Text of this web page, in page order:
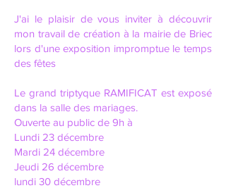
J'ai le plaisir de vous inviter à découvrir
mon travail de création à la mairie de Briec
lors d'une exposition impromptue le temps
des fêtes
Le grand triptyque RAMIFICAT est exposé
dans la salle des mariages.
Ouverte au public de 9h à
Lundi 23 décembre
Mardi 24 décembre
Jeudi 26 décembre
lundi 30 décembre